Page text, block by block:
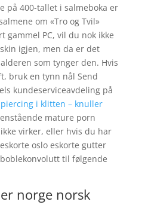
på 400-tallet i salmeboka er
om «Tro og Tvil»
gammel PC, vil du nok ikke
igjen, men da er det
som tynger den. Hvis
bruk en tynn nål Send
kundeserviceavdeling på
i klitten – knuller
mature porn
virker, eller hvis du har
oslo eskorte gutter
til følgende
norge norsk